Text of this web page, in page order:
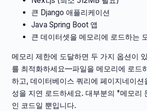
큰 Django 애플리케이션
Java Spring Boot 앱
큰 데이터셋을 메모리에 로드하는
메모리 제한에 도달하면 두 가지 옵션이
를 최적화하세요—파일을 메모리에 로드
하고, 데이터베이스 쿼리에 페이지네이션
성을 지연 로드하세요. 대부분의 "메모리
인 코드일 뿐입니다.